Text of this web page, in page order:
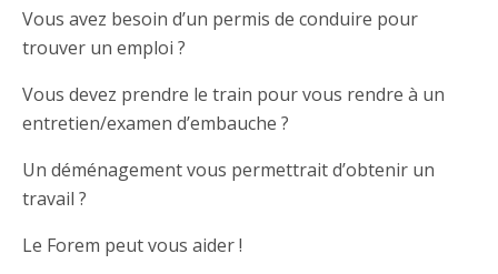
Vous avez besoin d’un permis de conduire pour
trouver un emploi ?
Vous devez prendre le train pour vous rendre à un
entretien/examen d’embauche ?
Un déménagement vous permettrait d’obtenir un
travail ?
Le Forem peut vous aider !